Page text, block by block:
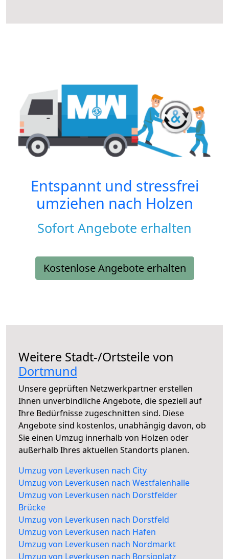
Entspannt und stressfrei
umziehen nach Holzen
Sofort Angebote erhalten
Kostenlose Angebote erhalten
Weitere Stadt-/Ortsteile von
Dortmund
Unsere geprüften Netzwerkpartner erstellen
Ihnen unverbindliche Angebote, die speziell auf
Ihre Bedürfnisse zugeschnitten sind. Diese
Angebote sind kostenlos, unabhängig davon, ob
Sie einen Umzug innerhalb von Holzen oder
außerhalb Ihres aktuellen Standorts planen.
Umzug von Leverkusen nach City
Umzug von Leverkusen nach Westfalenhalle
Umzug von Leverkusen nach Dorstfelder
Brücke
Umzug von Leverkusen nach Dorstfeld
Umzug von Leverkusen nach Hafen
Umzug von Leverkusen nach Nordmarkt
Umzug von Leverkusen nach Borsigplatz